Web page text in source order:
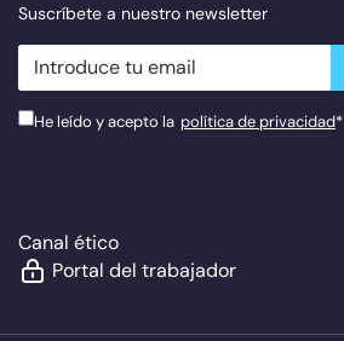
Suscríbete a nuestro newsletter
newsletter.suscribe
He leído y acepto la política de privacidad*
Canal ético
Portal del trabajador